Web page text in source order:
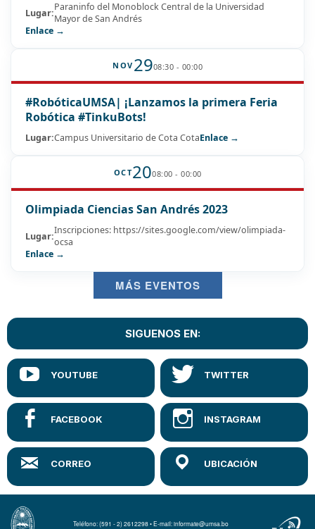
Lugar:Paraninfo del Monoblock Central de la Universidad
Mayor de San Andrés
Enlace →
NOV 2908:30 - 00:00
#RobóticaUMSA| ¡Lanzamos la primera Feria
Robótica #TinkuBots!
Lugar:Campus Universitario de Cota CotaEnlace →
OCT2008:00 - 00:00
Olimpiada Ciencias San Andrés 2023
Lugar:Inscripciones: https://sites.google.com/view/olimpiada-
ocsa
Enlace →
MÁS EVENTOS
SIGUENOS EN:
Teléfono: (591 - 2) 2612298 • E-mail: informate@umsa.bo